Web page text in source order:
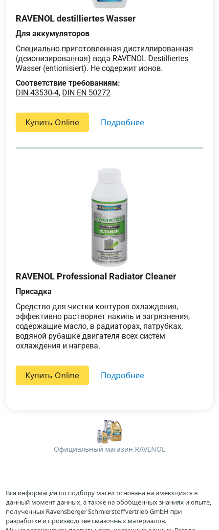
RAVENOL destilliertes Wasser
Для аккумуляторов
Специально приготовленная дистиллированная
(деионизированная) вода RAVENOL Destilliertes
Wasser (entionisiert). Не содержит ионов.
Соответствие требованиям:
DIN 43530-4, DIN EN 50272
Купить Online подробнее
RAVENOL Professional Radiator Cleaner
Присадка
Средство для чистки контуров охлаждения,
эффективно растворяет накипь и загрязнения,
содержащие масло, в радиаторах, патрубках,
водяной рубашке двигателя всех систем
охлаждения и нагрева.
Купить Online подробнее
Официальный магазин RAVENOL
Вся информация по подбору масел основана на имеющихся в
данный момент данных, а также на обобщенных знаниях и опыте,
полученных Ravensberger Schmierstoffvertrieb GmbH при
разработке и производстве смазочных материалов.